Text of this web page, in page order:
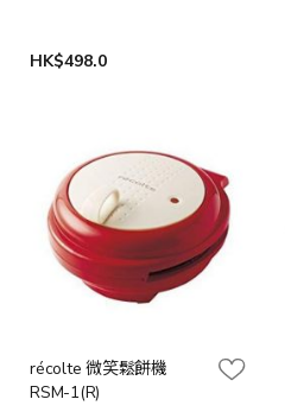
HK$498.0
récolte 微笑鬆餅機
RSM-1(R)